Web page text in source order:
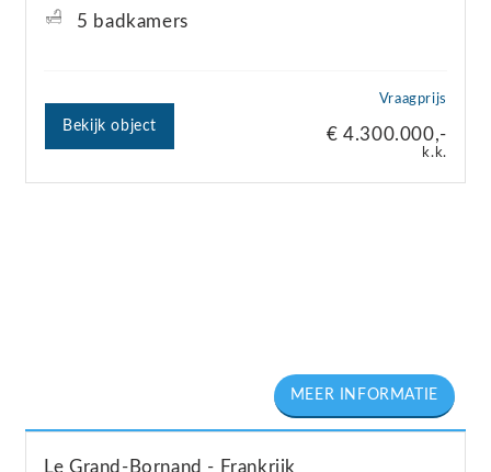
Vraagprijs
€ 4.300.000,-
k.k.
5 badkamers
Bekijk object
Le Grand-Bornand Frankrijk